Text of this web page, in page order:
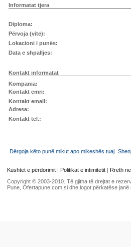
Informatat tjera
Diploma:
Përvoja (vite):
Lokacioni i punës:
Data e shpalljes:
Kontakt informatat
Kompania:
Kontakt emri:
Kontakt email:
Adresa:
Kontakt tel.:
Dërgoja këto punë mikut apo mikeshës tuaj
Kushtet e përdorimit | Politikat e intimitetit | Rreth
Copyright © 2003-2010. Të gjitha të drejtat e
Pune, Ofertapune.com si dhe logot përkatëse